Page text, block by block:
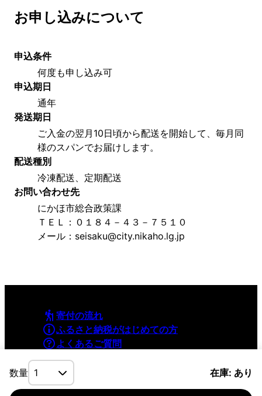
数量 在庫: あり
お申し込みについて
申込条件
何度も申し込み可
申込期日
通年
発送期日
ご入金の翌月10日頃から配送を開始して、毎月同
様のスパンでお届けします。
配送種別
冷凍配送、定期配送
お問い合わせ先
にかほ市総合政策課
ＴＥＬ：０１８４－４３－７５１０
メール：seisaku@city.nikaho.lg.jp
寄付の流れ
ふるさと納税がはじめての方
よくあるご質問
利用規約
プライバシーポリシー